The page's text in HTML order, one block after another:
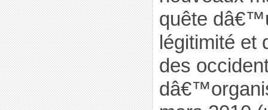
quête
légitimité et
des